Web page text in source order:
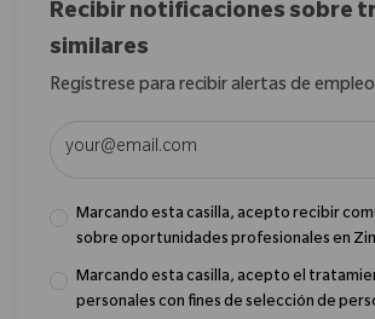
Recibir notificaciones sobre
similares
Regístrese para recibir alertas de empleo
Introduzca la dirección de correo
Marcando esta casilla, acepto recibir
sobre oportunidades profesionales en
Marcando esta casilla, acepto el
personales con fines de selección de